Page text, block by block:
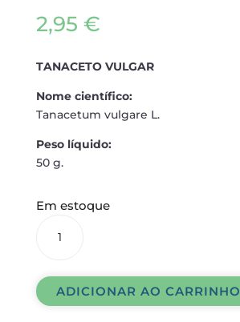
2,95 €
TANACETO VULGAR
Nome científico:
Tanacetum vulgare L.
Peso líquido:
50 g.
Em estoque
VULGAR
ADICIONAR AO CARRINHO